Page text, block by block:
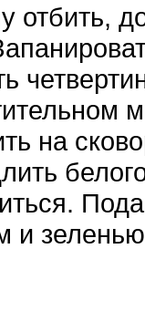
отбить,
на
и